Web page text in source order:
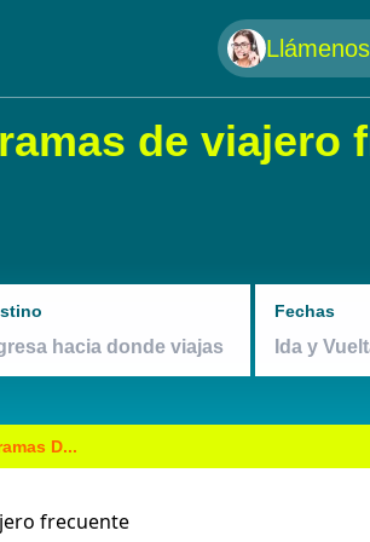
de viajero
Fechas
D...